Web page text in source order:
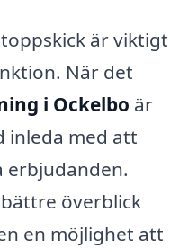
är viktigt
När det
i Ockelbo är
inleda med att
erbjudanden.
överblick
en möjlighet att